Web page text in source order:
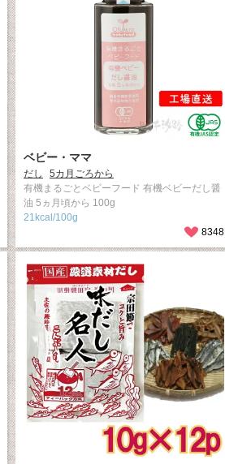
ベビー・ママ
だし
5カ月ごろから
有機まるごとベビーフード 有機ベビーだし醤
油 5ヵ月頃から 100g
21kcal/100g
8348